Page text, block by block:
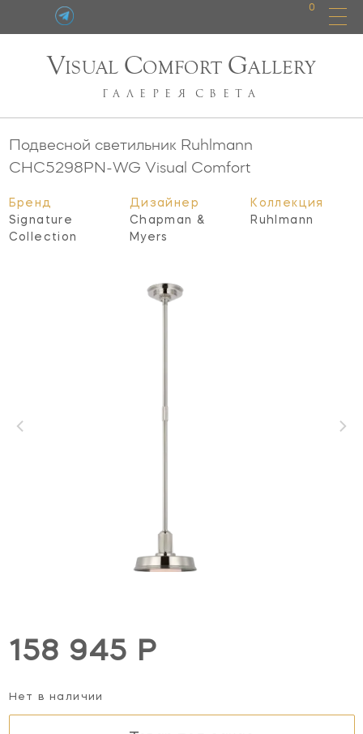
0
VISUAL COMFORT GALLERY
ГАЛЕРЕЯ СВЕТА
Подвесной светильник Ruhlmann
CHC5298PN-WG Visual Comfort
Бренд
Signature
Collection
Дизайнер
Chapman &
Myers
Коллекция
Ruhlmann
158 945 Р
Нет в наличии